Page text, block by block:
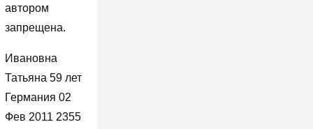
автором
запрещена.
Ивановна
Татьяна 59 лет
Германия 02
Фев 2011 2355